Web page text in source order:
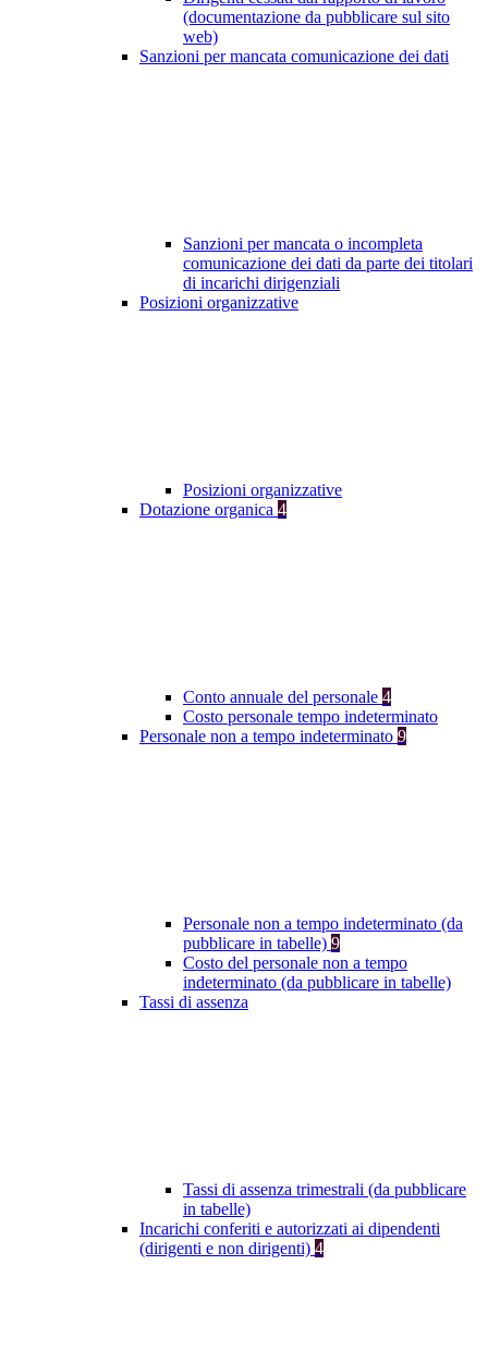
(documentazione da pubblicare sul sito
web)
Sanzioni per mancata comunicazione dei dati
Sanzioni per mancata o incompleta
comunicazione dei dati da parte dei titolari
di incarichi dirigenziali
Posizioni organizzative
Posizioni organizzative
Dotazione organica 4
Conto annuale del personale 4
Costo personale tempo indeterminato
Personale non a tempo indeterminato 9
Personale non a tempo indeterminato (da
pubblicare in tabelle) 9
Costo del personale non a tempo
indeterminato (da pubblicare in tabelle)
Tassi di assenza
Tassi di assenza trimestrali (da pubblicare
in tabelle)
Incarichi conferiti e autorizzati ai dipendenti
(dirigenti e non dirigenti) 4